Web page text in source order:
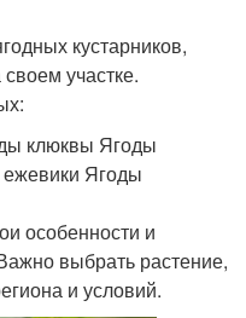
кустарников,
участке.
клюквы Ягоды
Ягоды
особенности и
выбрать растение,
и условий.